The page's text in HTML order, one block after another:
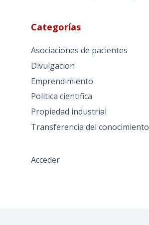
Categorías
Asociaciones de pacientes
Divulgacion
Emprendimiento
Politica cientifica
Propiedad industrial
Transferencia del conocimiento
Acceder